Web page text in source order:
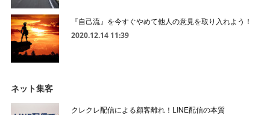
『自己流』を今すぐやめて他人の意見を取り入れよう！
2020.12.14 11:39
ネット集客
クレクレ配信による顧客離れ！LINE配信の本質